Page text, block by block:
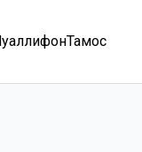
Тамос